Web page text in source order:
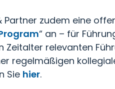
Partner zudem eine
“ an – für
Zeitalter relevanten
regelmäßigen
Sie hier.